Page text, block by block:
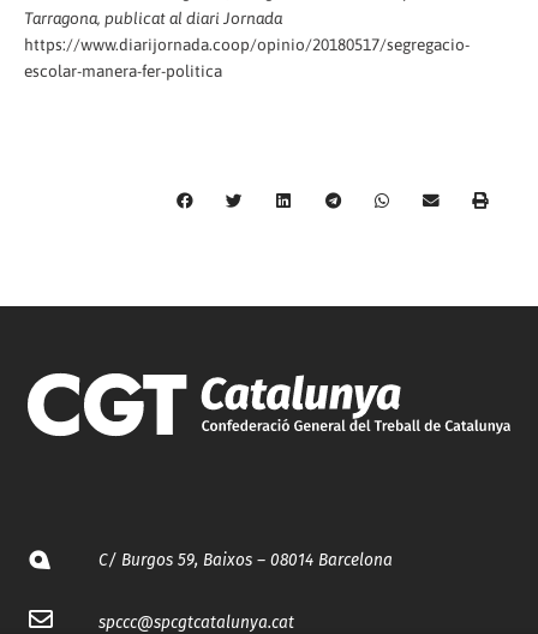
Tarragona, publicat al diari Jornada
https://www.diarijornada.coop/opinio/20180517/segregacio-
escolar-manera-fer-politica
C/ Burgos 59, Baixos – 08014 Barcelona
spccc@spcgtcatalunya.cat